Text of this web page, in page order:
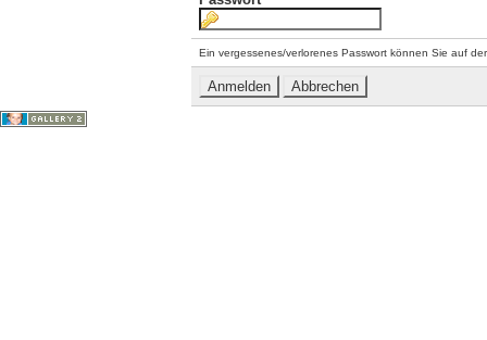
Ein vergessenes/verlorenes Passwort können Sie auf